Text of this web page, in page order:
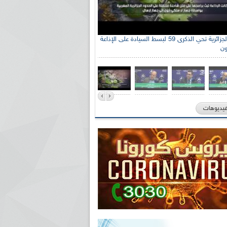
الإذاعة الجزائرية تحي الذكرى 59 لبسط السيادة على الإذاعة